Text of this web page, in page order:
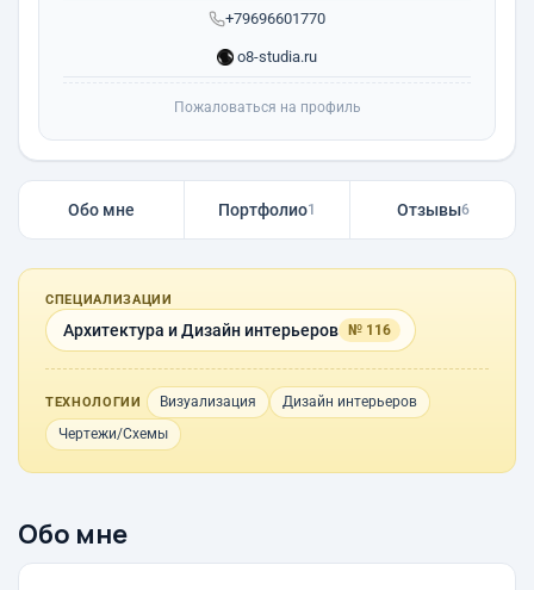
+79696601770
o8-studia.ru
Пожаловаться на профиль
Обо мне Портфолио1 Отзывы6
СПЕЦИАЛИЗАЦИИ
Архитектура и Дизайн интерьеров № 116
ТЕХНОЛОГИИ Визуализация
Дизайн интерьеров
Чертежи/Схемы
Обо мне